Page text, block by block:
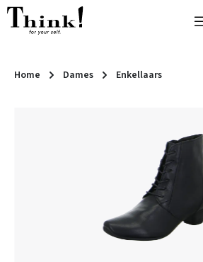
Ga naar de hoofdinhoud
Home Dames Enkellaars